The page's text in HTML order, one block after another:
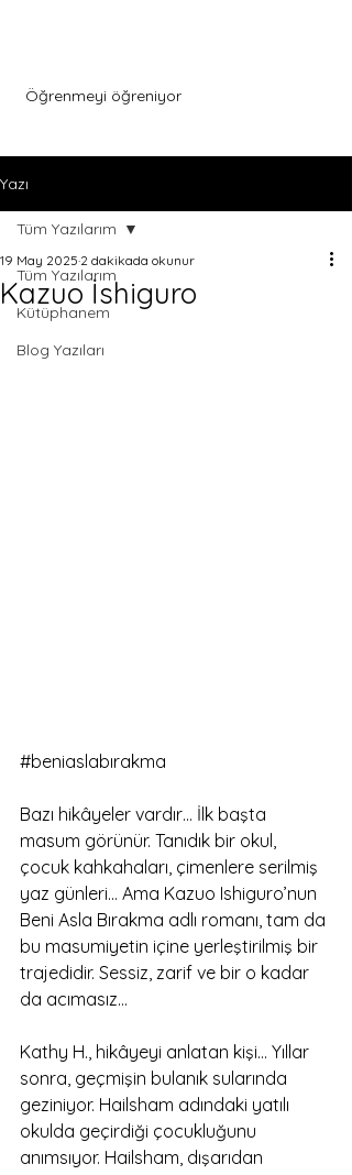
Öğrenmeyi öğreniyor
Yazı
Tüm Yazılarım
Kütüphanem
Blog Yazıları
Tüm Yazılarım
Kazuo İshiguro
19 May 2025 2 dakikada okunur
#beniaslabırakma
Bazı hikâyeler vardır… İlk başta
masum görünür. Tanıdık bir okul,
çocuk kahkahaları, çimenlere serilmiş
yaz günleri… Ama Kazuo Ishiguro’nun
Beni Asla Bırakma adlı romanı, tam da
bu masumiyetin içine yerleştirilmiş bir
trajedidir. Sessiz, zarif ve bir o kadar
da acımasız…
Kathy H., hikâyeyi anlatan kişi… Yıllar
sonra, geçmişin bulanık sularında
geziniyor. Hailsham adındaki yatılı
okulda geçirdiği çocukluğunu
anımsıyor. Hailsham, dışarıdan